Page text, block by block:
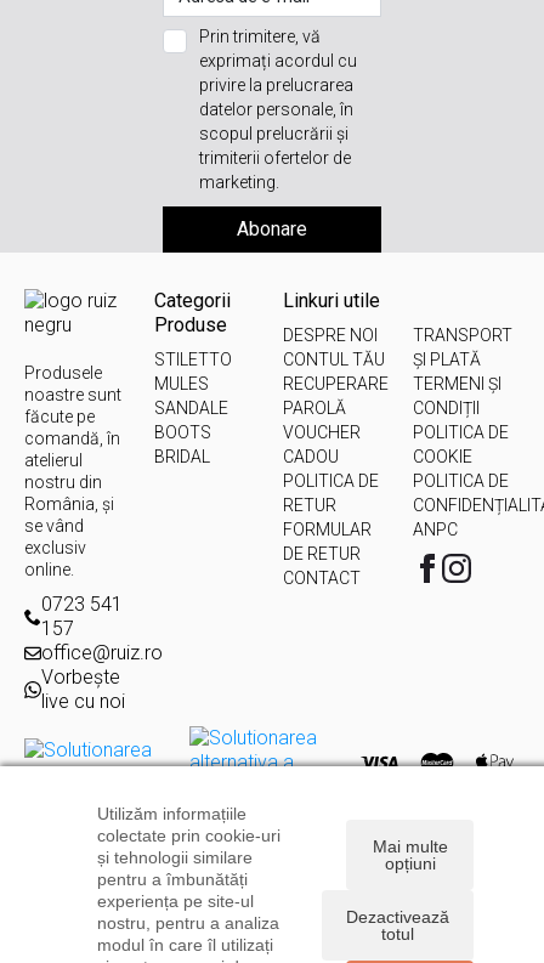
Prin trimitere, vă
exprimați acordul cu
privire la prelucrarea
datelor personale, în
scopul prelucrării și
trimiterii ofertelor de
marketing.
Abonare
Produsele
noastre sunt
făcute pe
comandă, în
atelierul
nostru din
România, și
se vând
exclusiv
online.
0723 541
157
office@ruiz.ro
Vorbește
live cu noi
Categorii
Produse
STILETTO
MULES
SANDALE
BOOTS
BRIDAL
Linkuri utile
DESPRE NOI
CONTUL TĂU
RECUPERARE
PAROLĂ
VOUCHER
CADOU
POLITICA DE
RETUR
FORMULAR
DE RETUR
CONTACT
TRANSPORT
ȘI PLATĂ
TERMENI ȘI
CONDIȚII
POLITICA DE
COOKIE
POLITICA DE
ANPC
Copyright © 2026Ruiz.ro| Toate drepturile rezervate | Powered
byLevitate
Utilizăm informațiile
colectate prin cookie-uri
și tehnologii similare
pentru a îmbunătăți
experiența pe site-ul
nostru, pentru a analiza
modul în care îl utilizați
Mai multe
opțiuni
Dezactivează
totul